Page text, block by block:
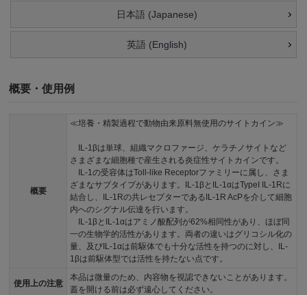
日本語 (Japanese)
英語 (English)
概要・使用例
概要
≪培養・精製過程で動物由来原料無使用のサイトカイン≫
IL-1βは単球、組織マクロファージ、ケラチノサイトなど
さまざまな細胞種で産生される炎症性サイトカインです。
IL-1の受容体はToll-like Receptorファミリーに属し、さま
ざまなサブタイプがあります。IL-1βとIL-1αはTypeI IL-1Rに
結合し、IL-1Rの共レセプターであるIL-1R AcPを介して細胞
内へのシグナル伝達を行います。
IL-1βとIL-1αはアミノ酸配列が62%相同性があり、ほぼ同
一の生物学的活性があります。両者の違いはグリコシル化の
量、及びIL-1αは前駆体でも十分な活性を持つのに対し、IL-
1βは前駆体型では活性を持たない点です。
使用上の注意
本品は微量のため、内容物を視認できないことがあります。
蓋を開ける前は必ず遠心してください。